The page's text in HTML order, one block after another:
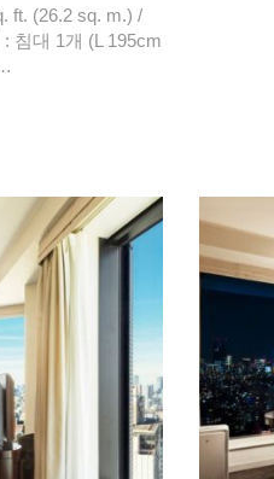
ft. (26.2 sq. m.) /
침대 1개 (L 195cm